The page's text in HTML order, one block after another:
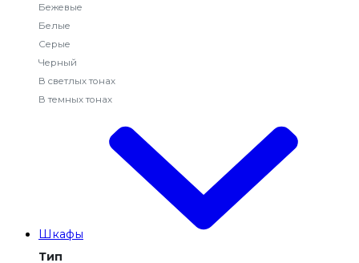
Бежевые
Белые
Серые
Черный
В светлых тонах
В темных тонах
Шкафы
Тип